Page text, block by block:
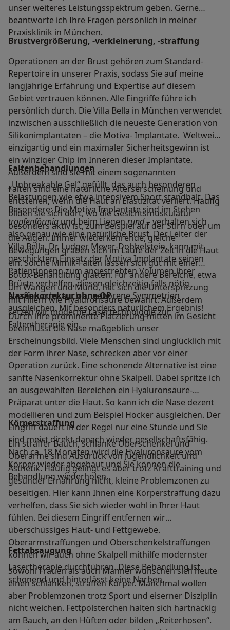
unser weiteres Leistungsspektrum geben. Gerne
beantworte ich Ihre Fragen persönlich in meiner
Praxisklinik in München.
Brustvergrößerung, -verkleinerung, -straffung
Operationen an der Brust gehören zum Standard-
Repertoire in unserer Praxis, sodass Sie auf meine
langjährige Erfahrung und Expertise auf diesem
Gebiet vertrauen können. Alle Eingriffe führe ich
persönlich durch. Die Villa Bella in München verwendet
inzwischen ausschließlich die neueste Generation von
Silikonimplantaten – die Motiva- Implantate. Weltweit
einzigartig und ein maximaler Sicherheitsgewinn ist
ein winziger Chip im Inneren dieser Implantate.
Außerdem sind sie mit einem sogenannten
„Unbreakable Gel“ gefüllt, das auch besonderen
Belastungen wie etwa intensivem Sport standhält. Das
Besondere: Die Motiva Implantate sind im Stehen
tropfenförmigund beim Liegenrund– verhalten sich
also genau wie eine natürliche Brust. Der Leiter der
Villa Bella, Dr. Ludger Meyer-Dobbelstein, kann mit
geschicktem Einsatz der Motiva Implantate seinen
Patientinnenn zum angestrebten Volumen ihrer
Brüste verhelfen, diesen gleichzeitig falls nötig
straffen oder auch angeborene Symmetrien
ausgleichen. Mit besonders natürlichem Ergebnis!
Faltenbehandlungen
Falten sind eine natürliche Alterserscheinung und
entstehen, wenn die Haut an Elastizität verliert. Häufig
bilden sie sich dort, wo die Gesichtsmuskulatur
besonders aktiv ist, zum Beispiel auf der Stirn oder um
die Augen. Immer wiederkehrende, gleiche
Bewegungen graben sich im Laufe der Zeit in die Haut
ein. Solche Mimik-Falten lassen sich gut mit einer
Botox-Behandlung glätten. Für andere Bereiche, etwa
um Wangen und Mund, hat sich die Unterspritzung
mit Fillern wie Hyaluronsäure bewährt. Außerdem
setzen wir moderne Lasertechnologie zur
Faltentherapie ein.
Nasenkorrektur ohne OP
Durch ihre prominente Platzierung mitten im Gesicht
beeinflusst die Nase maßgeblich unser
Erscheinungsbild. Viele Menschen sind unglücklich mit
der Form ihrer Nase, schrecken aber vor einer
Operation zurück. Eine schonende Alternative ist eine
sanfte Nasenkorrektur ohne Skalpell. Dabei spritze ich
an ausgewählten Bereichen ein Hyaluronsäure-
Präparat unter die Haut. So kann ich die Nase dezent
modellieren und zum Beispiel Höcker ausgleichen. Der
Eingriff dauert in der Regel nur eine Stunde und Sie
sind meist direkt danach wieder gesellschaftsfähig.
Nach ca. 18 Monaten wird die Hyaluronsäure vom
Körper wieder abgebaut und Sie können die
Behandlung wiederholen.
Körperstraffung
Ein straffer Bauch, schlanke Oberschenkel und
Oberarme sind Ausdruck von Jugendlichkeit und
Ästhetik. Häufig gelingt es aber trotz Krafttraining und
gesunder Ernährung nicht, kleine Problemzonen zu
beseitigen. Hier kann Ihnen eine Körperstraffung dazu
verhelfen, dass Sie sich wieder wohl in Ihrer Haut
fühlen. Bei diesem Eingriff entfernen wir
überschüssiges Haut- und Fettgewebe.
Oberarmstraffungen und Oberschenkelstraffungen
können wir auch ohne Skalpell mithilfe modernster
Lasertherapie durchführen. Diese Behandlung ist
schonend und hinterlässt keine Narben.
Fettabsaugung
Sowohl Frauen als auch Männer wünschen sich heute
einen schlanken, straffen Körper. Manchmal wollen
aber Problemzonen trotz Sport und eiserner Disziplin
nicht weichen. Fettpölsterchen halten sich hartnäckig
am Bauch, an den Hüften oder bilden „Reiterhosen“.